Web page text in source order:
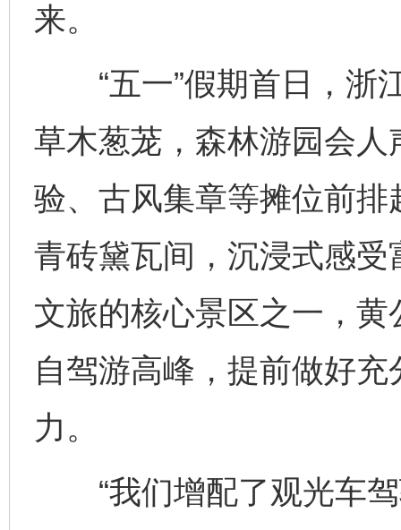
来。
“五一”假期首日，浙
草木葱茏，森林游园会
验、古风集章等摊位前
青砖黛瓦间，沉浸式感
文旅的核心景区之一，黄
自驾游高峰，提前做好
力。
“我们增配了观光车驾